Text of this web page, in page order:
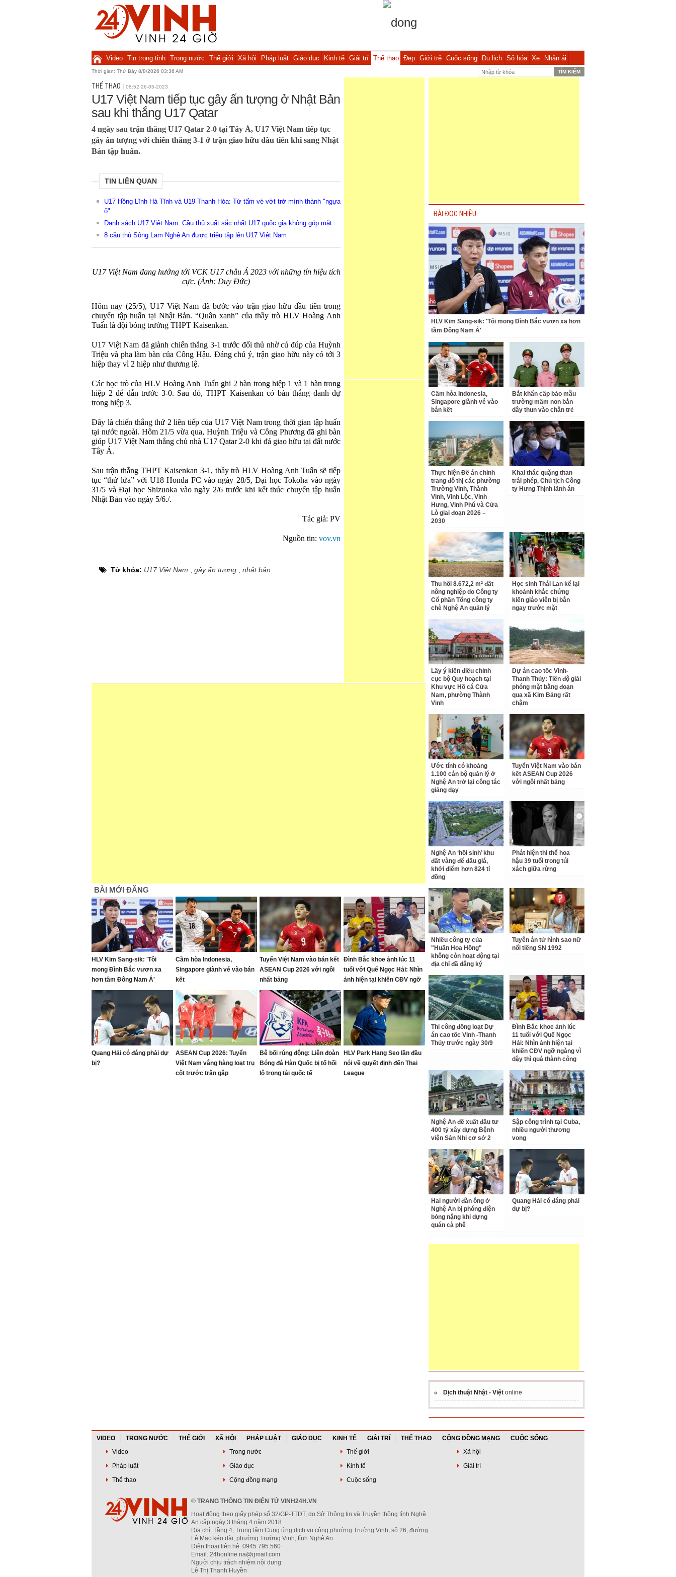
Video Tin trong tỉnh Trong nước Thế giới Xã hội Pháp luật Giáo dục Kinh tế Giải trí Thể thao Đẹp Giới trẻ Cuộc sống Du lịch Số hóa Xe Nhân ái
Thời gian: Thứ Bảy 8/8/2026 03:36 AM
THỂ THAO 08:52 26-05-2023
U17 Việt Nam tiếp tục gây ấn tượng ở Nhật Bản
sau khi thắng U17 Qatar
4 ngày sau trận thắng U17 Qatar 2-0 tại Tây Á, U17 Việt Nam tiếp tục
gây ấn tượng với chiến thắng 3-1 ở trận giao hữu đầu tiên khi sang Nhật
Bản tập huấn.
TIN LIÊN QUAN
U17 Hồng Lĩnh Hà Tĩnh và U19 Thanh Hóa: Từ tấm vé vớt trở mình thành "ngựa
ô"
Danh sách U17 Việt Nam: Cầu thủ xuất sắc nhất U17 quốc gia không góp mặt
8 cầu thủ Sông Lam Nghệ An được triệu tập lên U17 Việt Nam
U17 Việt Nam đang hướng tới VCK U17 châu Á 2023 với những tín hiệu tích
cực. (Ảnh: Duy Đức)
Hôm nay (25/5), U17 Việt Nam đã bước vào trận giao hữu đầu tiên trong
chuyến tập huấn tại Nhật Bản. “Quân xanh” của thầy trò HLV Hoàng Anh
Tuấn là đội bóng trường THPT Kaisenkan.
U17 Việt Nam đã giành chiến thắng 3-1 trước đối thủ nhờ cú đúp của Huỳnh
Triệu và pha làm bàn của Công Hậu. Đáng chú ý, trận giao hữu này có tới 3
hiệp thay vì 2 hiệp như thương lệ.
Các học trò của HLV Hoàng Anh Tuấn ghi 2 bàn trong hiệp 1 và 1 bàn trong
hiệp 2 để dẫn trước 3-0. Sau đó, THPT Kaisenkan có bàn thắng danh dự
trong hiệp 3.
Đây là chiến thắng thứ 2 liên tiếp của U17 Việt Nam trong thời gian tập huấn
tại nước ngoài. Hôm 21/5 vừa qua, Huỳnh Triệu và Công Phương đã ghi bàn
giúp U17 Việt Nam thắng chủ nhà U17 Qatar 2-0 khi đá giao hữu tại đất nước
Tây Á.
Sau trận thắng THPT Kaisenkan 3-1, thầy trò HLV Hoàng Anh Tuấn sẽ tiếp
tục “thử lửa” với U18 Honda FC vào ngày 28/5, Đại học Tokoha vào ngày
31/5 và Đại học Shizuoka vào ngày 2/6 trước khi kết thúc chuyến tập huấn
Nhật Bản vào ngày 5/6./.
Tác giả: PV
Nguồn tin: vov.vn
Từ khóa: U17 Việt Nam gây ấn tượng nhật bản
BÀI MỚI ĐĂNG
HLV Kim Sang-sik: 'Tôi
mong Đình Bắc vươn xa
hơn tầm Đông Nam Á'
Cầm hòa Indonesia,
Singapore giành vé vào bán
kết
Tuyển Việt Nam vào bán kết
ASEAN Cup 2026 với ngôi
nhất bảng
Đình Bắc khoe ảnh lúc 11
tuổi với Quế Ngọc Hải: Nhìn
ảnh hiện tại khiến CĐV ngỡ
ngàng vì dậy thì quá thành
công
Quang Hải có đáng phải dự
bị?
ASEAN Cup 2026: Tuyển
Việt Nam vắng hàng loạt trụ
cột trước trận gặp
Bê bối rúng động: Liên đoàn
Bóng đá Hàn Quốc bị tố hối
lộ trọng tài quốc tế
HLV Park Hang Seo lần đầu
nói về quyết định đến Thai
League
BÀI ĐỌC NHIỀU
HLV Kim Sang-sik: 'Tôi mong Đình Bắc vươn xa hơn
tầm Đông Nam Á'
Cầm hòa Indonesia,
Singapore giành vé vào
bán kết
Bắt khẩn cấp bảo mẫu
trường mầm non bắn
dây thun vào chân trẻ
Thực hiện Đề án chỉnh
trang đô thị các phường
Trường Vinh, Thành
Vinh, Vinh Lộc, Vinh
Hưng, Vinh Phú và Cửa
Lò giai đoạn 2026 –
2030
Khai thác quặng titan
trái phép, Chủ tịch Công
ty Hưng Thịnh lãnh án
Thu hồi 8.672,2 m² đất
nông nghiệp do Công ty
Cổ phần Tổng công ty
chè Nghệ An quản lý
Học sinh Thái Lan kể lại
khoảnh khắc chứng
kiến giáo viên bị bắn
ngay trước mặt
Lấy ý kiến điều chỉnh
cục bộ Quy hoạch tại
Khu vực Hồ cá Cửa
Nam, phường Thành
Vinh
Dự án cao tốc Vinh-
Thanh Thủy: Tiến độ giải
phóng mặt bằng đoạn
qua xã Kim Bảng rất
chậm
Ước tính có khoảng
1.100 cán bộ quản lý ở
Nghệ An trở lại công tác
giảng dạy
Tuyển Việt Nam vào bán
kết ASEAN Cup 2026
với ngôi nhất bảng
Nghệ An ‘hồi sinh’ khu
đất vàng để đấu giá,
khởi điểm hơn 824 tỉ
đồng
Phát hiện thi thể hoa
hậu 39 tuổi trong túi
xách giữa rừng
Nhiều công ty của
"Huấn Hoa Hồng"
không còn hoạt động tại
địa chỉ đã đăng ký
Tuyên án tử hình sao nữ
nổi tiếng SN 1992
Thi công đồng loạt Dự
án cao tốc Vinh -Thanh
Thủy trước ngày 30/9
Đình Bắc khoe ảnh lúc
11 tuổi với Quế Ngọc
Hải: Nhìn ảnh hiện tại
khiến CĐV ngỡ ngàng vì
dậy thì quá thành công
Nghệ An đề xuất đầu tư
400 tỷ xây dựng Bệnh
viện Sản Nhi cơ sở 2
Sập công trình tại Cuba,
nhiều người thương
vong
Hai người đàn ông ở
Nghệ An bị phóng điện
bỏng nặng khi dựng
quán cà phê
Quang Hải có đáng phải
dự bị?
Dịch thuật Nhật - Việt online
VIDEO TRONG NƯỚC THẾ GIỚI XÃ HỘI PHÁP LUẬT GIÁO DỤC KINH TẾ GIẢI TRÍ THỂ THAO CỘNG ĐỒNG MẠNG
CUỘC SỐNG
Video
Trong nước Thế giới
Xã hội
Pháp luật
Giáo dục Kinh tế
Giải trí
Thể thao
Cộng đồng mạng Cuộc sống
® TRANG THÔNG TIN ĐIỆN TỬ VINH24H.VN
Hoạt động theo giấy phép số 32/GP-TTĐT, do Sở Thông tin và Truyền thông tỉnh Nghệ
An cấp ngày 3 tháng 4 năm 2018
Địa chỉ: Tầng 4, Trung tâm Cung ứng dịch vụ công phường Trường Vinh, số 26, đường
Lê Mao kéo dài, phường Trường Vinh, tỉnh Nghệ An
Điện thoại liên hệ: 0945.795.560
Email: 24honline.na@gmail.com
Người chịu trách nhiệm nội dung:
Lê Thị Thanh Huyền